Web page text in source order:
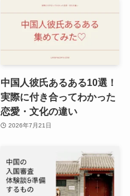
中国人彼氏あるある10選！
実際に付き合ってわかった
恋愛・文化の違い
2026年7月21日